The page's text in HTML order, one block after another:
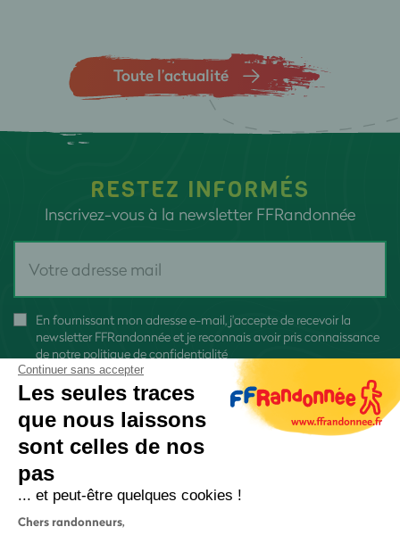
Toute l’actualité
RESTEZ INFORMÉS
Inscrivez-vous à la newsletter FFRandonnée
En fournissant mon adresse e-mail, j'accepte de recevoir la
newsletter FFRandonnée et je reconnais avoir pris connaissance
de notre politique de confidentialité
Continuer sans accepter
Les seules traces
que nous laissons
sont celles de nos
pas
... et peut-être quelques cookies !
Chers randonneurs,